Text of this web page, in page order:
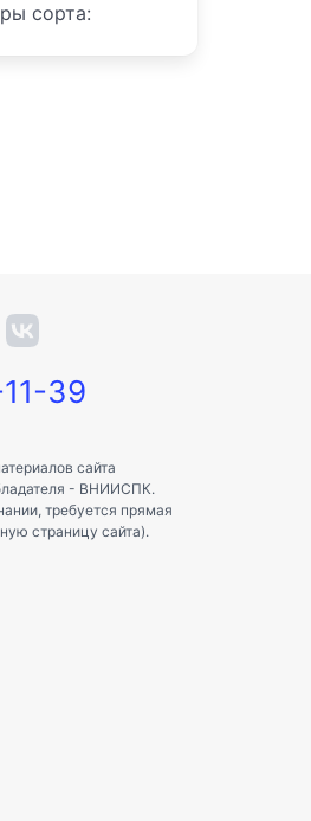
сорта:
39
сайта
- ВНИИСПК.
требуется прямая
страницу сайта).